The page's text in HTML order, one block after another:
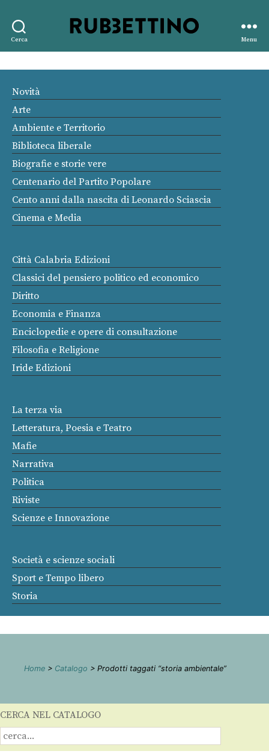
Cerca
editore
Menu
Novità
Arte
Ambiente e Territorio
Biblioteca liberale
Biografie e storie vere
Centenario del Partito Popolare
Cento anni dalla nascita di Leonardo Sciascia
Cinema e Media
Città Calabria Edizioni
Classici del pensiero politico ed economico
Diritto
Economia e Finanza
Enciclopedie e opere di consultazione
Filosofia e Religione
Iride Edizioni
La terza via
Letteratura, Poesia e Teatro
Mafie
Narrativa
Politica
Riviste
Scienze e Innovazione
Società e scienze sociali
Sport e Tempo libero
Storia
Home > Catalogo > Prodotti taggati “storia ambientale”
CERCA NEL CATALOGO